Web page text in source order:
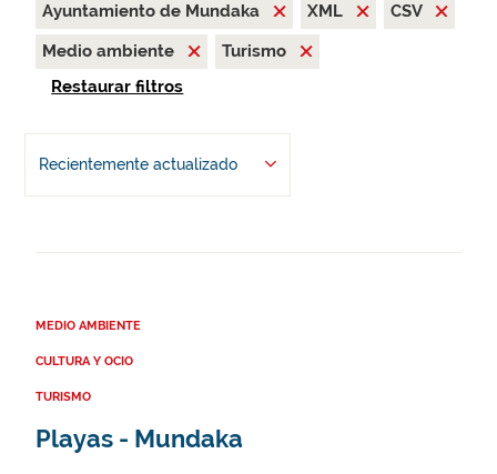
Ayuntamiento de Mundaka XML
CSV
Medio ambiente
Turismo
Restaurar filtros
Recientemente actualizado
MEDIO AMBIENTE
CULTURA Y OCIO
TURISMO
Playas - Mundaka